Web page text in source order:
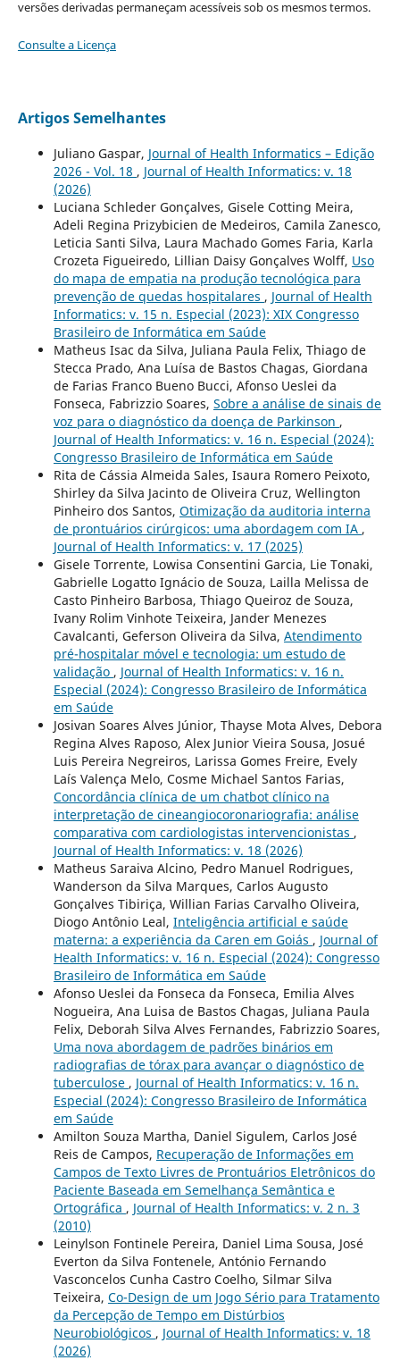
versões derivadas permaneçam acessíveis sob os mesmos termos.
Consulte a Licença
Artigos Semelhantes
Juliano Gaspar, Journal of Health Informatics – Edição
2026 - Vol. 18 , Journal of Health Informatics: v. 18
(2026)
Luciana Schleder Gonçalves, Gisele Cotting Meira,
Adeli Regina Prizybicien de Medeiros, Camila Zanesco,
Leticia Santi Silva, Laura Machado Gomes Faria, Karla
Crozeta Figueiredo, Lillian Daisy Gonçalves Wolff, Uso
do mapa de empatia na produção tecnológica para
prevenção de quedas hospitalares , Journal of Health
Informatics: v. 15 n. Especial (2023): XIX Congresso
Brasileiro de Informática em Saúde
Matheus Isac da Silva, Juliana Paula Felix, Thiago de
Stecca Prado, Ana Luísa de Bastos Chagas, Giordana
de Farias Franco Bueno Bucci, Afonso Ueslei da
Fonseca, Fabrizzio Soares, Sobre a análise de sinais de
voz para o diagnóstico da doença de Parkinson ,
Journal of Health Informatics: v. 16 n. Especial (2024):
Congresso Brasileiro de Informática em Saúde
Rita de Cássia Almeida Sales, Isaura Romero Peixoto,
Shirley da Silva Jacinto de Oliveira Cruz, Wellington
Pinheiro dos Santos, Otimização da auditoria interna
de prontuários cirúrgicos: uma abordagem com IA ,
Journal of Health Informatics: v. 17 (2025)
Gisele Torrente, Lowisa Consentini Garcia, Lie Tonaki,
Gabrielle Logatto Ignácio de Souza, Lailla Melissa de
Casto Pinheiro Barbosa, Thiago Queiroz de Souza,
Ivany Rolim Vinhote Teixeira, Jander Menezes
Cavalcanti, Geferson Oliveira da Silva, Atendimento
pré-hospitalar móvel e tecnologia: um estudo de
validação , Journal of Health Informatics: v. 16 n.
Especial (2024): Congresso Brasileiro de Informática
em Saúde
Josivan Soares Alves Júnior, Thayse Mota Alves, Debora
Regina Alves Raposo, Alex Junior Vieira Sousa, Josué
Luis Pereira Negreiros, Larissa Gomes Freire, Evely
Laís Valença Melo, Cosme Michael Santos Farias,
Concordância clínica de um chatbot clínico na
interpretação de cineangiocoronariografia: análise
comparativa com cardiologistas intervencionistas ,
Journal of Health Informatics: v. 18 (2026)
Matheus Saraiva Alcino, Pedro Manuel Rodrigues,
Wanderson da Silva Marques, Carlos Augusto
Gonçalves Tibiriça, Willian Farias Carvalho Oliveira,
Diogo Antônio Leal, Inteligência artificial e saúde
materna: a experiência da Caren em Goiás , Journal of
Health Informatics: v. 16 n. Especial (2024): Congresso
Brasileiro de Informática em Saúde
Afonso Ueslei da Fonseca da Fonseca, Emilia Alves
Nogueira, Ana Luisa de Bastos Chagas, Juliana Paula
Felix, Deborah Silva Alves Fernandes, Fabrizzio Soares,
Uma nova abordagem de padrões binários em
radiografias de tórax para avançar o diagnóstico de
tuberculose , Journal of Health Informatics: v. 16 n.
Especial (2024): Congresso Brasileiro de Informática
em Saúde
Amilton Souza Martha, Daniel Sigulem, Carlos José
Reis de Campos, Recuperação de Informações em
Campos de Texto Livres de Prontuários Eletrônicos do
Paciente Baseada em Semelhança Semântica e
Ortográfica , Journal of Health Informatics: v. 2 n. 3
(2010)
Leinylson Fontinele Pereira, Daniel Lima Sousa, José
Everton da Silva Fontenele, António Fernando
Vasconcelos Cunha Castro Coelho, Silmar Silva
Teixeira, Co-Design de um Jogo Sério para Tratamento
da Percepção de Tempo em Distúrbios
Neurobiológicos , Journal of Health Informatics: v. 18
(2026)